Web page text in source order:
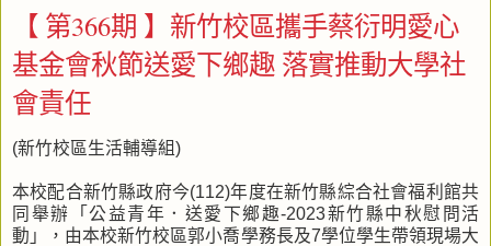
【 第366期 】新竹校區攜手蔡衍明愛心
基金會秋節送愛下鄉趣 落實推動大學社
會責任
(新竹校區生活輔導組)
本校配合新竹縣政府今(112)年度在新竹縣綜合社會福利館共
同舉辦「公益青年．送愛下鄉趣-2023新竹縣中秋慰問活
動」，由本校新竹校區郭小喬學務長及7學位學生帶領現場大